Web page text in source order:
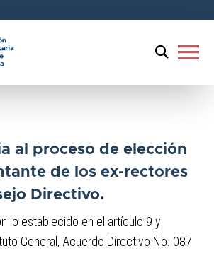
menu
al proceso de elección
de los ex-rectores
Directivo.
lo establecido en el artículo 9 y
General, Acuerdo Directivo No. 087